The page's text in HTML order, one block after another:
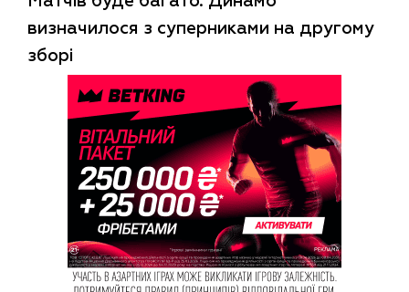
визначилося з суперниками на другому
зборі